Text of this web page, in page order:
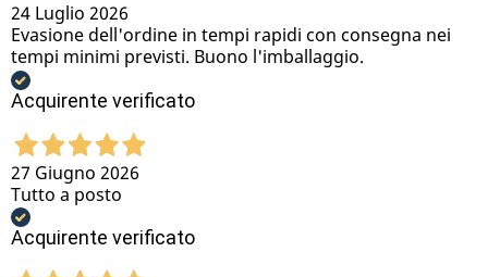
24 Luglio 2026
Evasione dell'ordine in tempi rapidi con consegna nei
tempi minimi previsti. Buono l'imballaggio.
Acquirente verificato
27 Giugno 2026
Tutto a posto
Acquirente verificato